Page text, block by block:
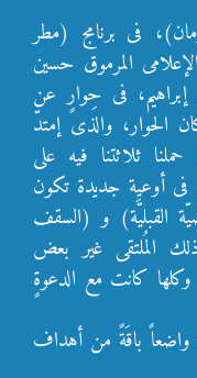
فى برنامج (مطر
الإعلامى المرموق حسين
إبراهيم، فى حِوارٍ عن
الحوار، والذى إمتدّ
ثلاثتنا فيه على
أوعيِة جديدة تكون
القبليّة) و (السقف
المُلتقى غير بعض
كانت مع الدعوةٍ
واضعاً باقَةً من أهداف